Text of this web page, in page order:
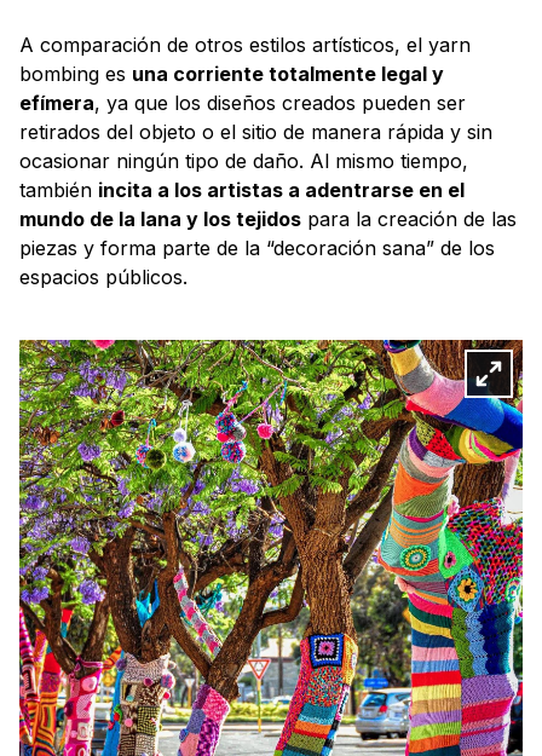
A comparación de otros estilos artísticos, el yarn
bombing es una corriente totalmente legal y
efímera, ya que los diseños creados pueden ser
retirados del objeto o el sitio de manera rápida y sin
ocasionar ningún tipo de daño. Al mismo tiempo,
también incita a los artistas a adentrarse en el
mundo de la lana y los tejidos para la creación de las
piezas y forma parte de la “decoración sana” de los
espacios públicos.